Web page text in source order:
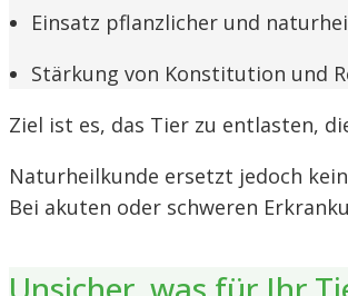
Einsatz pflanzlicher und
Stärkung von Konstitution und
Ziel ist es, das Tier zu entlasten,
Naturheilkunde ersetzt jedoch
Bei akuten oder schweren